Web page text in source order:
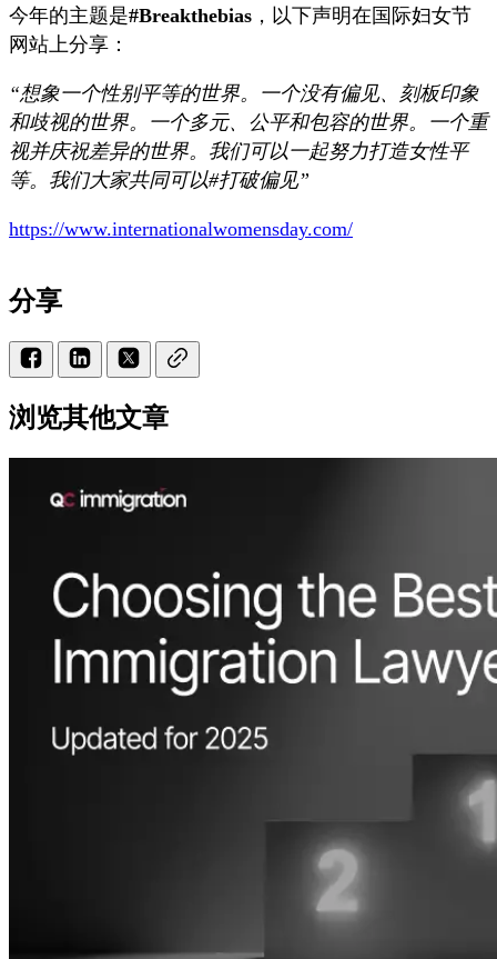
今年的主题是#Breakthebias ，以下声明在国际妇女节
网站上分享：
“想象一个性别平等的世界。一个没有偏见、刻板印象
和歧视的世界。一个多元、公平和包容的世界。一个重
视并庆祝差异的世界。我们可以一起努力打造女性平
等。我们大家共同可以#打破偏见”
https://www.internationalwomensday.com/
分享
浏览其他文章